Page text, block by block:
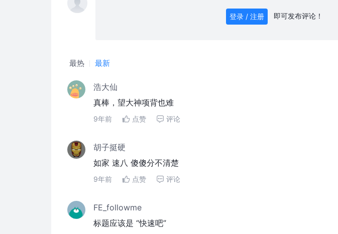
登录 / 注册 即可发布评论！
最热 最新
浩大仙
真棒，望大神项背也难
9年前 点赞 评论
胡子挺硬
如家 速八 傻傻分不清楚
9年前 点赞 评论
FE_followme
标题应该是 “快速吧”